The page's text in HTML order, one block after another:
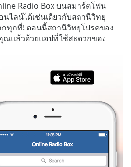
Radio Box บนสมาร์ตโฟน
นไลน์ได้เช่นเดียวกับสถานีวิทยุ
กทุกที่! ตอนนี้สถานีวิทยุโปรดของ
ณแล้วด้วยแอปที่ใช้สะดวกของ